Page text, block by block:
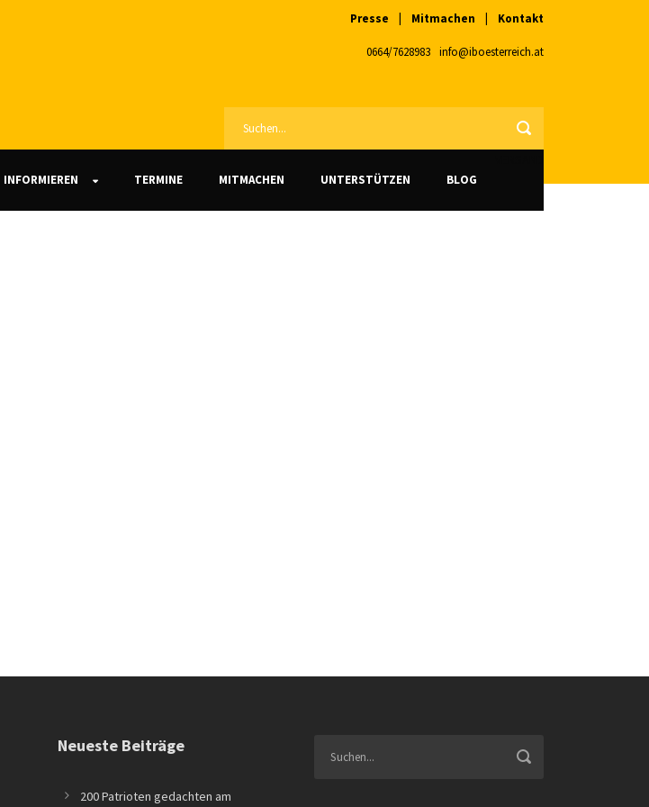
Presse Mitmachen Kontakt
0664/7628983 info@iboesterreich.at
INFORMIEREN TERMINE MITMACHEN UNTERSTÜTZEN BLOG
Neueste Beiträge
200 Patrioten gedachten am